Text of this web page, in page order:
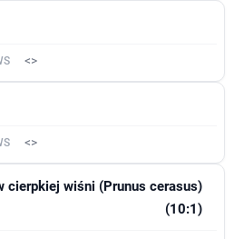
<>
<>
cierpkiej wiśni (Prunus cerasus)
(10:1)